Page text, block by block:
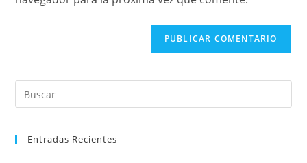
Entradas Recientes